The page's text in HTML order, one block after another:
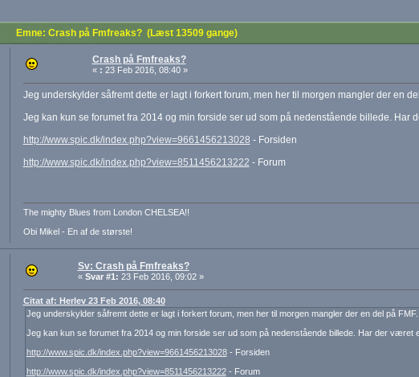
Emne: Crash på Fmfreaks? (Læst 13509 gange)
Crash på Fmfreaks?
« : 23 Feb 2016, 08:40 »
Jeg underskylder såfremt dette er lagt i forkert forum, men her til morgen mangler der en
Jeg kan kun se forumet fra 2014 og min forside ser ud som på nedenstående billede. Har
http://www.spic.dk/index.php?view=9661456213028 - Forsiden
http://www.spic.dk/index.php?view=8511456213222 - Forum
The mighty Blues from London CHELSEA!!
Obi Mikel - En af de største!
Sv: Crash på Fmfreaks?
« Svar #1: 23 Feb 2016, 09:02 »
Citat af: Herlev 23 Feb 2016, 08:40
Jeg underskylder såfremt dette er lagt i forkert forum, men her til morgen mangler der en del på FMF.
Jeg kan kun se forumet fra 2014 og min forside ser ud som på nedenstående billede. Har der været
http://www.spic.dk/index.php?view=9661456213028- Forsiden
http://www.spic.dk/index.php?view=8511456213222- Forum